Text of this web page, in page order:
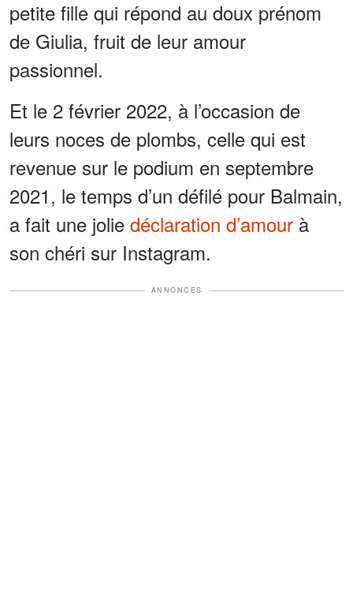
petite fille qui répond au doux prénom
de Giulia, fruit de leur amour
passionnel.
Et le 2 février 2022, à l’occasion de
leurs noces de plombs, celle qui est
revenue sur le podium en septembre
2021, le temps d’un défilé pour Balmain,
a fait une jolie déclaration d’amour à
son chéri sur Instagram.
ANNONCES